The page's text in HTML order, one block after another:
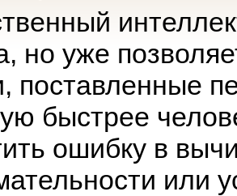
но уже
поставленные
быстрее
ошибку в
или